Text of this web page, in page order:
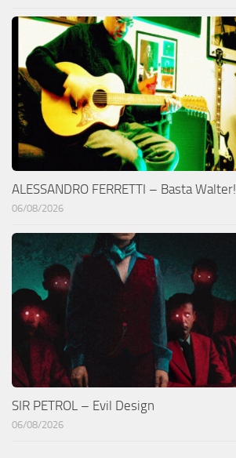
ALESSANDRO FERRETTI – Basta Walter!
06/08/2026
SIR PETROL – Evil Design
06/08/2026